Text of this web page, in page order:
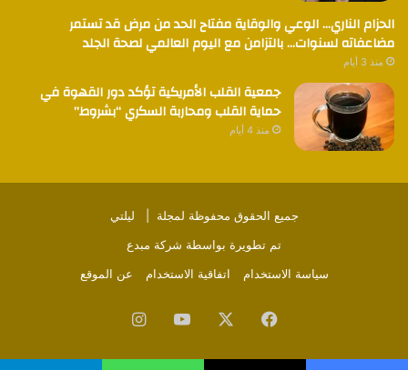
الحزام الناري… الوعي والوقاية مفتاح الحد من مرض قد تستمر
مضاعفاته لسنوات… بالتزامن مع اليوم العالمي لصحة الجلد
منذ 3 أيام
جمعية القلب الأمريكية تؤكد دور القهوة في
حماية القلب ومحاربة السكري “بشروط”
منذ 4 أيام
جميع الحقوق محفوظة لمجلة | ليلتي
تم تطويرة بواسطة شركة مبدع
سياسة الاستخدام
اتفاقية الاستخدام عن الموقع
فيسبوك ‫YouTubeانستقرام